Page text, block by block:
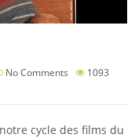
No Comments
1093
cycle des films du